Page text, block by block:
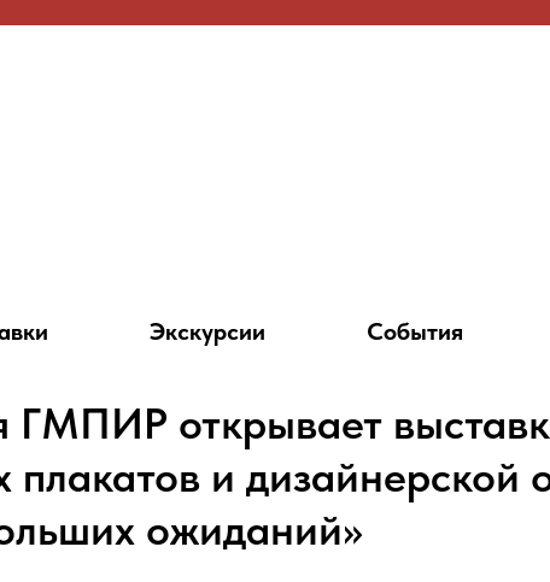
Экскурсии События
ГМПИР открывает
плакатов и дизайнерской
ожиданий»